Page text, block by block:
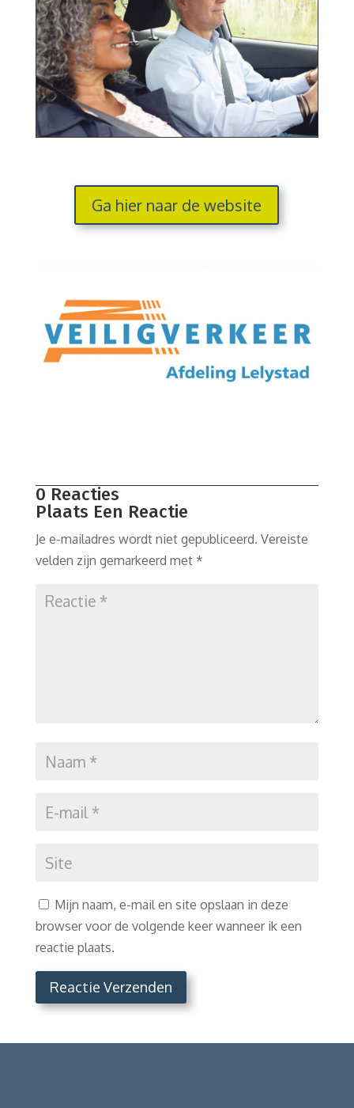
Ga hier naar de website
0 Reacties
Plaats Een Reactie
Je e-mailadres wordt niet gepubliceerd. Vereiste
velden zijn gemarkeerd met *
Mijn naam, e-mail en site opslaan in deze
browser voor de volgende keer wanneer ik een
reactie plaats.
Reactie Verzenden